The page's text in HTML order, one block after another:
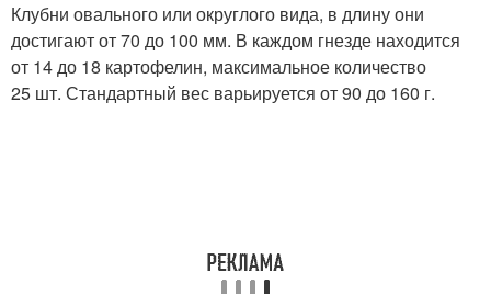
Клубни овального или округлого вида, в длину они
достигают от 70 до 100 мм. В каждом гнезде находится
от 14 до 18 картофелин, максимальное количество
25 шт. Стандартный вес варьируется от 90 до 160 г.